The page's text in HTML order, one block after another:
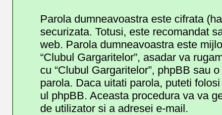
Parola dumneavoastra este cifrata
securizata. Totusi, este recomandat
web. Parola dumneavoastra este
“Clubul Gargaritelor”, asadar va
cu “Clubul Gargaritelor”, phpBB sau
parola. Daca uitati parola, puteti
ul phpBB. Aceasta procedura va va
de utilizator si a adresei e-mail.